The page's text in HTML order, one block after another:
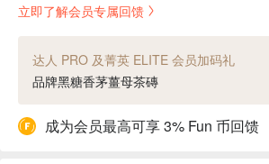
立即了解会员专属回馈
达人 PRO 及菁英 ELITE 会员加码礼
品牌黑糖香茅薑母茶磚
成为会员最高可享 3% Fun 币回馈